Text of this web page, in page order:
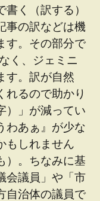
く（訳する）
事の訳などは機
す。その部分で
く、ジェミニ
す。訳が自然
れるので助かり
）」が減ってい
わあぁ』が少な
もしれません
）。ちなみに基
会議員」や「市
自治体の議員で